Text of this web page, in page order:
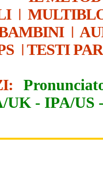
|
|
| TESTI
UK - IPA/US